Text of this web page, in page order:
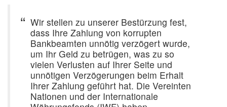
Wir stellen zu unserer Bestürzung fest,
dass Ihre Zahlung von korrupten
Bankbeamten unnötig verzögert wurde,
um Ihr Geld zu betrügen, was zu so
vielen Verlusten auf Ihrer Seite und
unnötigen Verzögerungen beim Erhalt
Ihrer Zahlung geführt hat. Die Vereinten
Nationen und der Internationale